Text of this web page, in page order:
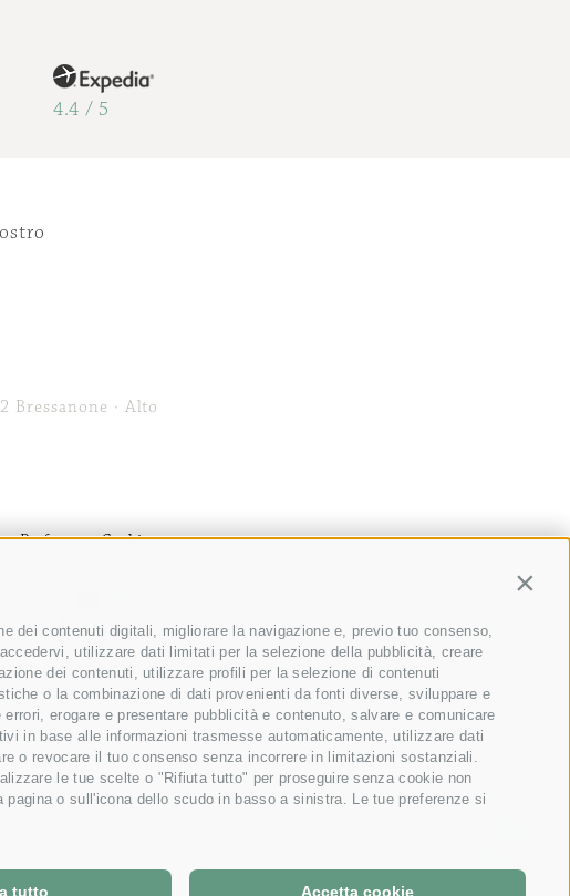
contenuti digitali, migliorare la navigazione e, previo tuo consenso,
utilizzare dati limitati per la selezione della pubblicità, creare
dei contenuti, utilizzare profili per la selezione di contenuti
o la combinazione di dati provenienti da fonti diverse, sviluppare e
erogare e presentare pubblicità e contenuto, salvare e comunicare
in base alle informazioni trasmesse automaticamente, utilizzare dati
o revocare il tuo consenso senza incorrere in limitazioni sostanziali.
le tue scelte o "Rifiuta tutto" per proseguire senza cookie non
o sull'icona dello scudo in basso a sinistra. Le tue preferenze si
Accetta cookie
tutto
4.4 / 5
Bressanone · Alto
Preferenze Cookies
DE-EN